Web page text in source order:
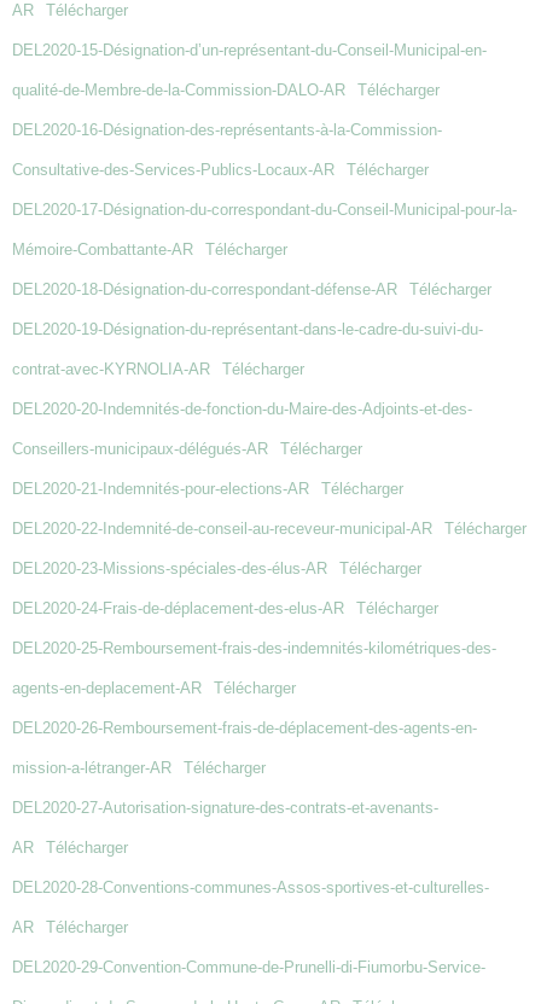
AR Télécharger
DEL2020-15-Désignation-d’un-représentant-du-Conseil-Municipal-en-
qualité-de-Membre-de-la-Commission-DALO-AR Télécharger
DEL2020-16-Désignation-des-représentants-à-la-Commission-
Consultative-des-Services-Publics-Locaux-AR Télécharger
DEL2020-17-Désignation-du-correspondant-du-Conseil-Municipal-pour-la-
Mémoire-Combattante-AR Télécharger
DEL2020-18-Désignation-du-correspondant-défense-AR Télécharger
DEL2020-19-Désignation-du-représentant-dans-le-cadre-du-suivi-du-
contrat-avec-KYRNOLIA-AR Télécharger
DEL2020-20-Indemnités-de-fonction-du-Maire-des-Adjoints-et-des-
Conseillers-municipaux-délégués-AR Télécharger
DEL2020-21-Indemnités-pour-elections-AR Télécharger
DEL2020-22-Indemnité-de-conseil-au-receveur-municipal-AR Télécharger
DEL2020-23-Missions-spéciales-des-élus-AR Télécharger
DEL2020-24-Frais-de-déplacement-des-elus-AR Télécharger
DEL2020-25-Remboursement-frais-des-indemnités-kilométriques-des-
agents-en-deplacement-AR Télécharger
DEL2020-26-Remboursement-frais-de-déplacement-des-agents-en-
mission-a-létranger-AR Télécharger
DEL2020-27-Autorisation-signature-des-contrats-et-avenants-
AR Télécharger
DEL2020-28-Conventions-communes-Assos-sportives-et-culturelles-
AR Télécharger
DEL2020-29-Convention-Commune-de-Prunelli-di-Fiumorbu-Service-